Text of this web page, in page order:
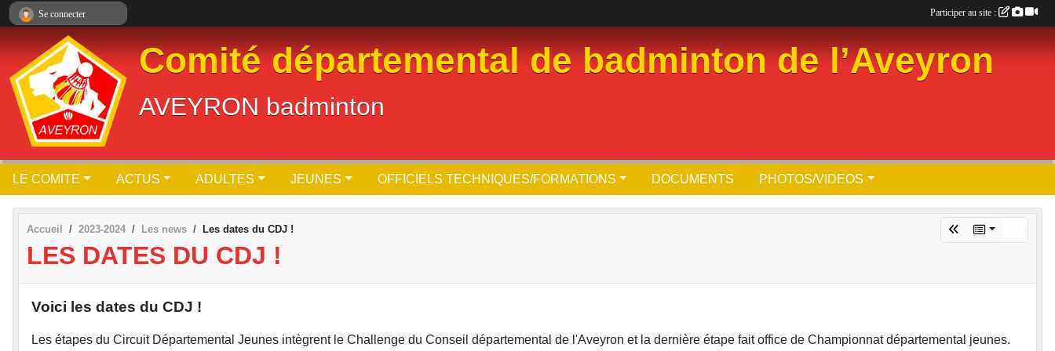
Comité départemental de badminton de l’Aveyron
AVEYRON badminton
LE COMITE ACTUS ADULTES JEUNES OFFICIELS TECHNIQUES/FORMATIONS DOCUMENTS PHOTOS/VIDEOS
Accueil 2023-2024 Les news Les dates du CDJ !
LES DATES DU CDJ !
Voici les dates du CDJ !
Les étapes du Circuit Départemental Jeunes intègrent le Challenge du Conseil départemental de l'Aveyron et la dernière étape fait office de Championnat départemental jeunes.
Se connecter Participer au site :
Panneau de gestion des cookies